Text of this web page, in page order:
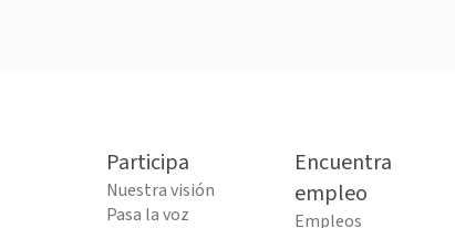
Participa
Nuestra visión
Pasa la voz
Encuentra
empleo
Empleos